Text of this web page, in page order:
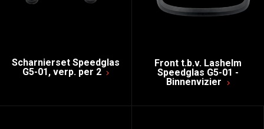
Scharnierset Speedglas
G5-01, verp. per 2
Front t.b.v. Lashelm
Speedglas G5-01 -
Binnenvizier